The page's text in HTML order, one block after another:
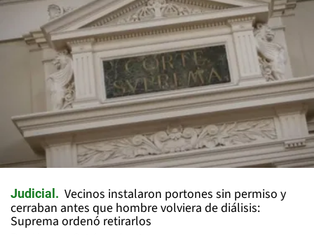
Judicial
Vecinos instalaron portones sin permiso y
cerraban antes que hombre volviera de diálisis:
Suprema ordenó retirarlos